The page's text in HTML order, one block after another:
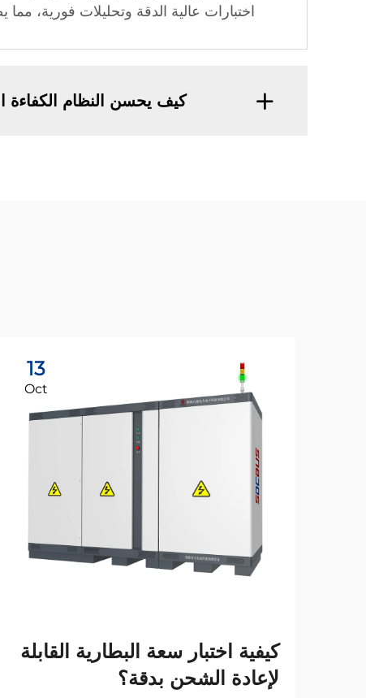
اختبارات عالية الدقة وتحليلات فورية،
كيف يحسن النظام الكفاءة
13
Oct
كيفية اختبار سعة البطارية القابلة
لإعادة الشحن بدقة؟